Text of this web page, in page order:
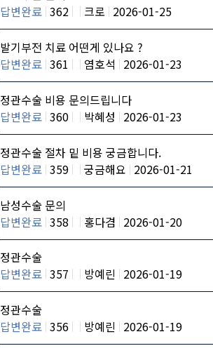
답변완료 362 크로 2026-01-25
발기부전 치료 어떤게 있나요 ?
답변완료 361 염호석 2026-01-23
정관수술 비용 문의드립니다
답변완료 360 박혜성 2026-01-23
정관수술 절차 밑 비용 궁금합니다.
답변완료 359 궁금해요 2026-01-21
남성수술 문의
답변완료 358 홍다겸 2026-01-20
정관수술
답변완료 357 방예린 2026-01-19
정관수술
답변완료 356 방예린 2026-01-19